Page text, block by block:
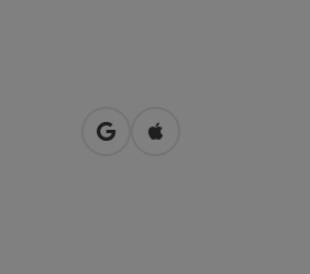
Otevřít v Mapách Google
Otevřít v Mapách